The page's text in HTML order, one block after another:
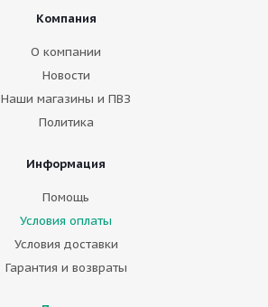
Компания
О компании
Новости
Наши магазины и ПВЗ
Политика
Информация
Помощь
Условия оплаты
Условия доставки
Гарантия и возвраты